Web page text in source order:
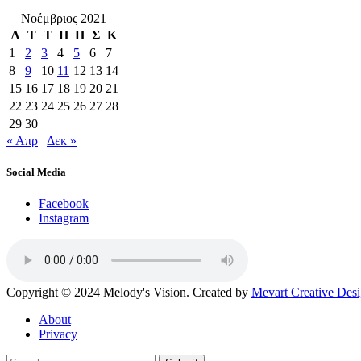
Νοέμβριος 2021
Δ Τ Τ Π Π Σ Κ
1
2 3 4 5 6
7
8
9 10 11 12 13 14
15 16 17 18 19 20 21
22 23 24 25 26 27 28
29 30
« Απρ
Δεκ »
Social Media
Facebook
Instagram
Copyright © 2024 Melody's Vision. Created by Mevart Creative
About
Privacy